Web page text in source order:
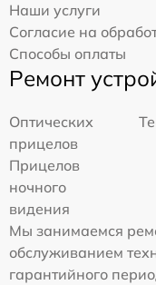
Наши услуги
Согласие на
Способы оплаты
Ремонт
Оптических
прицелов
Прицелов
ночного
видения
Мы занимаемся
обслуживанием
гарантийного